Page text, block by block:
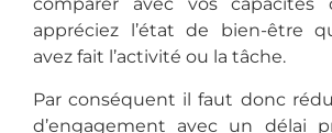
appréciez l’état de bien-être
avez fait l’activité ou la tâche.
Par conséquent il faut donc
d’engagement avec un délai